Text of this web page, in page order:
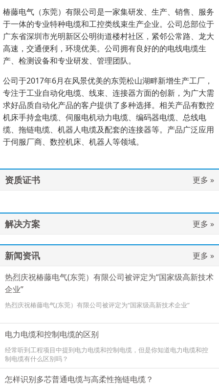
椿藤电气（东莞）有限公司是一家集研发、生产、销售、服务
于一体的专业特种电缆和工控类线束生产企业。公司总部位于
广东省深圳市光明新区公明街道楼村社区，紧邻公常路、龙大
高速，交通便利，环境优美。公司拥有良好的的电线电缆生
产、检测设备和专业研发、管理团队。
公司于2017年6月在风景优美的东莞松山湖畔新增生产工厂，
专注于工业自动化电缆、线束、连接器方面的创新，为广大需
求好品质自动化产品的客户提供了多种选择。相关产品有数控
机床手持盒电缆、伺服电机动力电缆、编码器电缆、总线电
缆、拖链电缆、机器人电缆及配套的连接器等。产品广泛应用
于伺服厂商、数控机床、机器人等领域。
资质证书 更多 »
解决方案 更多 »
新闻资讯
更多 »
热烈庆祝椿藤电气(东莞）有限公司被评定为“国家级高新技术
企业”
热烈庆祝椿藤电气(东莞）有限公司被评定为“国家级高新技术企业”
电力电缆和控制电缆的区别
经常听到工程项目中提到电力电缆和控制电缆，但是你知道电力电缆和控
制电缆有什么区别吗？
怎样识别多芯普通电缆与高柔性拖链电缆？